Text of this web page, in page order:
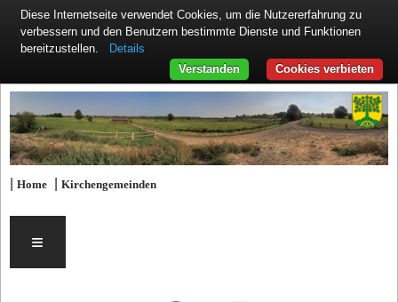
|Home |Kirchengemeinden
≡
Diese Internetseite verwendet Cookies, um die Nutzererfahrung zu
verbessern und den Benutzern bestimmte Dienste und Funktionen
bereitzustellen.
Details
Cookies verbieten
Verstanden